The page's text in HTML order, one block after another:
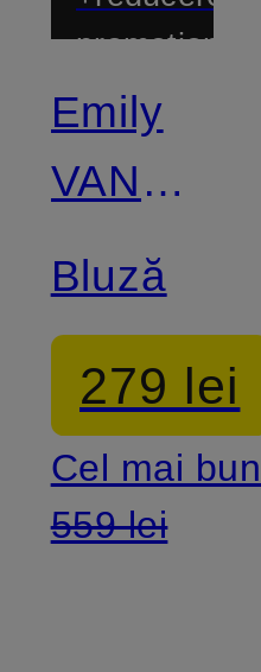
Emily
VAN
DEN
Bluză
279 lei
Cel mai
559 lei